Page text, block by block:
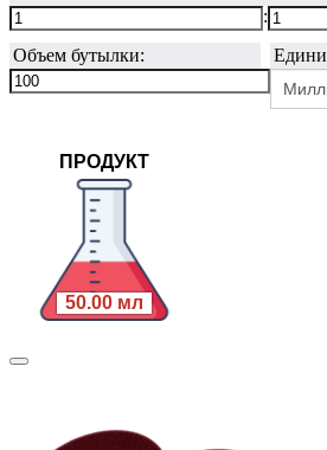
:
Объем бутылки:
ПРОДУКТ
50.00 мл